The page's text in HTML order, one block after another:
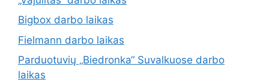
Bigbox darbo laikas
Fielmann darbo laikas
Parduotuvių „Biedronka“ Suvalkuose darbo
laikas